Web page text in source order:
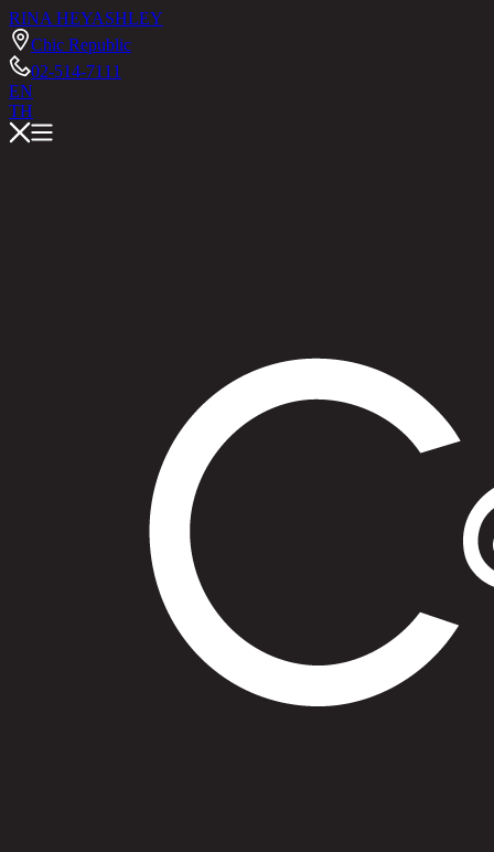
RINA HEYASHLEY
Chic Republic
02-514-7111
EN
TH